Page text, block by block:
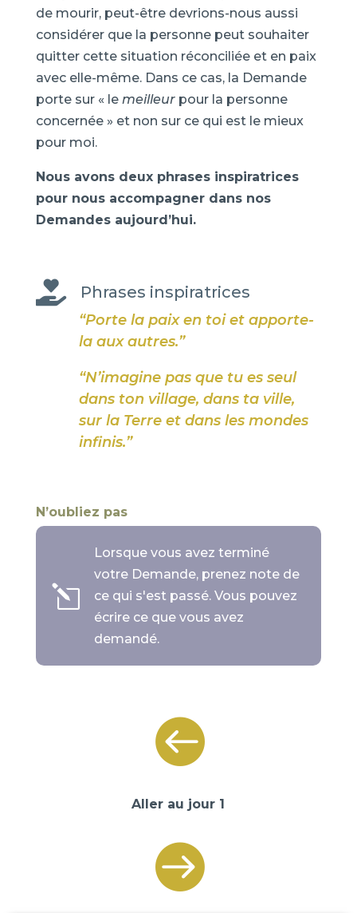
de mourir, peut-être devrions-nous aussi
considérer que la personne peut souhaiter
quitter cette situation réconciliée et en paix
avec elle-même. Dans ce cas, la Demande
porte sur « le meilleur pour la personne
concernée » et non sur ce qui est le mieux
pour moi.
Nous avons deux phrases inspiratrices
pour nous accompagner dans nos
Demandes aujourd’hui.
 Phrases inspiratrices
“Porte la paix en toi et apporte-
la aux autres.”
“N’imagine pas que tu es seul
dans ton village, dans ta ville,
sur la Terre et dans les mondes
infinis.”
N’oubliez pas
l
Lorsque vous avez terminé
votre Demande, prenez note de
ce qui s'est passé. Vous pouvez
écrire ce que vous avez
demandé.

Aller au jour 1
